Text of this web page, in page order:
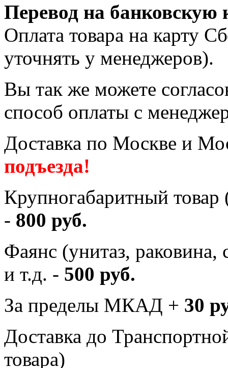
Перевод на банковскую
Оплата товара на карту
уточнять у менеджеров).
Вы так же можете
способ оплаты с
Доставка по Москве и
подъезда!
Крупногабаритный
- 800 руб.
Фаянс (унитаз, раковина,
и т.д. - 500 руб.
За пределы МКАД + 30
Доставка до
товара)